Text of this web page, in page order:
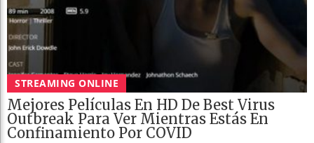
STREAMING ONLINE
Mejores Películas En HD De Best Virus
Outbreak Para Ver Mientras Estás En
Confinamiento Por COVID